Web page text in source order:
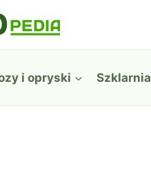
i opryski Szklarnia